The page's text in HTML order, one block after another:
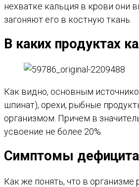
нехватке кальция в крови они
загоняют его в костную ткань.
В каких продуктах
Как видно, основным
шпинат), орехи, рыбные
организмом. Причем в
усвоение не более 20%.
Симптомы дефицита
Как же понять, что в